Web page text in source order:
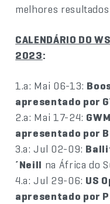
melhores
CALENDÁRIO DO
2023:
1.a: Mai 06-13:
apresentado por
2.a: Mai 17-24:
apresentado por
3.a: Jul 02-09:
´Neill na África do
4.a: Jul 29-06: US
apresentado por